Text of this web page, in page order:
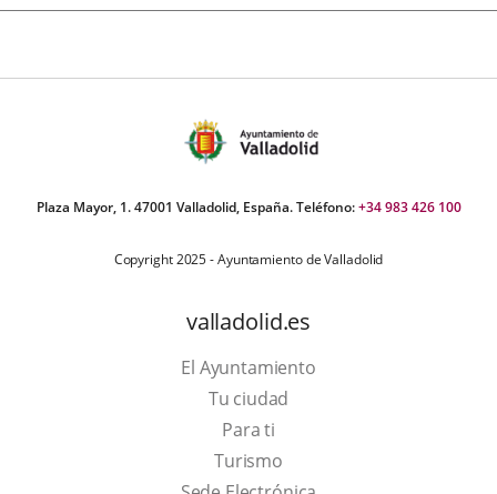
Plaza Mayor, 1. 47001 Valladolid, España. Teléfono:+34 983 426 100
Copyright 2025 - Ayuntamiento de Valladolid
valladolid.es
El Ayuntamiento
Tu ciudad
Para ti
TurismoEste